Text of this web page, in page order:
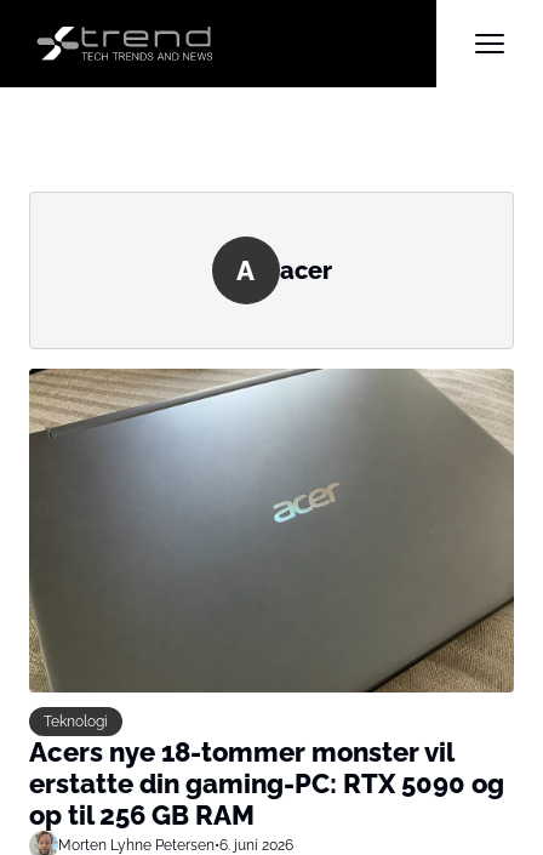
A acer
Teknologi
Acers nye 18-tommer monster vil
erstatte din gaming-PC: RTX 5090 og
op til 256 GB RAM
Morten Lyhne Petersen•6. juni 2026